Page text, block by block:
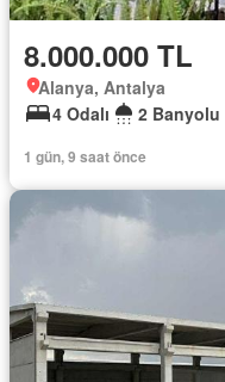
8.000.000 TL
Alanya, Antalya
4 Odalı
2 Banyolu
1 gün, 9 saat önce